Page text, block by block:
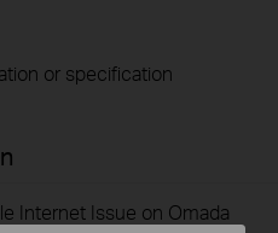
or specification
Internet Issue on Omada